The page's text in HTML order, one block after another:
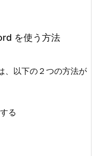
を使う方法
、以下の２つの方法が
る